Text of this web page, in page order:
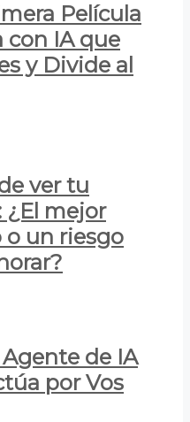
Película
con IA que
y Divide al
ver tu
¿El mejor
un riesgo
de IA
por Vos